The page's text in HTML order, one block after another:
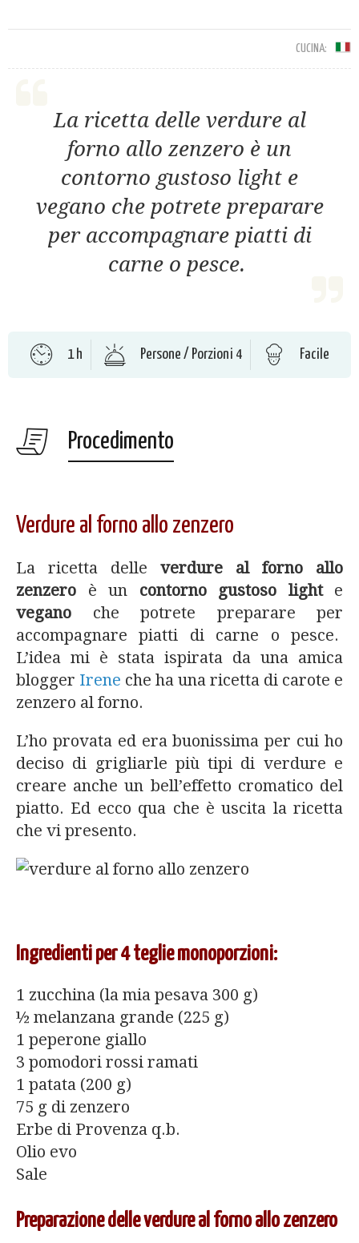
CUCINA:
La ricetta delle verdure al
forno allo zenzero è un
contorno gustoso light e
vegano che potrete preparare
per accompagnare piatti di
carne o pesce.
1 h Persone / Porzioni 4 Facile
Procedimento
Verdure al forno allo zenzero
La ricetta delle verdure al forno allo
zenzero è un contorno gustoso lighte
vegano che potrete preparare per
accompagnare piatti di carne o pesce.
L’idea mi è stata ispirata da una amica
blogger Irene che ha una ricetta di carote e
zenzero al forno.
L’ho provata ed era buonissima per cui ho
deciso di grigliarle più tipi di verdure e
creare anche un bell’effetto cromatico del
piatto. Ed ecco qua che è uscita la ricetta
che vi presento.
Ingredienti per 4 teglie monoporzioni:
1 zucchina (la mia pesava 300 g)
½ melanzana grande (225 g)
1 peperone giallo
3 pomodori rossi ramati
1 patata (200 g)
75 g di zenzero
Erbe di Provenza q.b.
Olio evo
Sale
Preparazione delle verdure al forno allo zenzero